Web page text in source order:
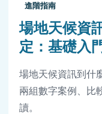
進階指南
場地天候資
定：基礎入
場地天候資訊到什
兩組數字案例、比
讀。